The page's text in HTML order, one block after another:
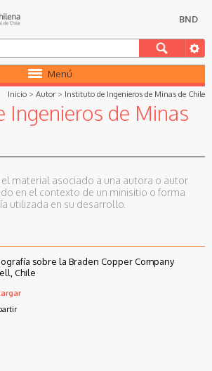
BND
Menú
Inicio > Autor > Instituto de Ingenieros de Minas de Chile
Ingenieros de Minas
material asociado a una autora o autor
en el contexto de un minisitio o forma
utilizada en su desarrollo.
sobre la Braden Copper Company
Chile